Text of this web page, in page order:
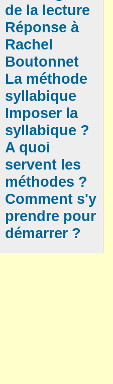
de la lecture
Réponse à
Rachel
Boutonnet
La méthode
syllabique
Imposer la
syllabique ?
A quoi
servent les
méthodes ?
Comment s'y
prendre pour
démarrer ?